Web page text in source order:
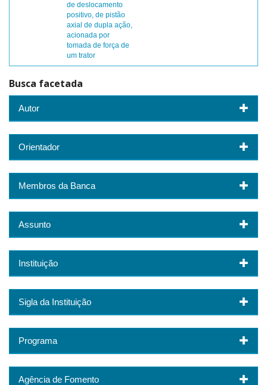
de deslocamento
positivo, de pistão
axial de dupla ação,
acionada por
tomada de força de
um trator
Busca facetada
Autor
Orientador
Membros da Banca
Assunto
Instituição
Sigla da Instituição
Programa
Agência de Fomento